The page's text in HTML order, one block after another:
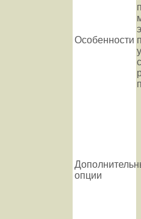
Особенности
опции